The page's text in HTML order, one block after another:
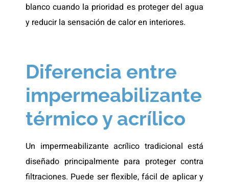
blanco cuando la prioridad es proteger del agua
y reducir la sensación de calor en interiores.
Diferencia entre
impermeabilizante
térmico y acrílico
Un impermeabilizante acrílico tradicional está
diseñado principalmente para proteger contra
filtraciones. Puede ser flexible, fácil de aplicar y